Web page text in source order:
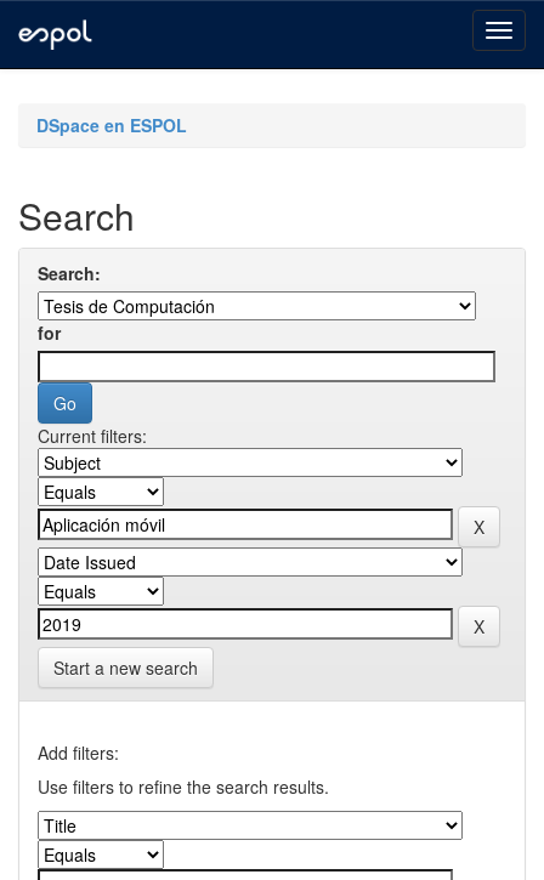
navigationDSpace en ESPOL
Search
Search:
for
Current filters:
Start a new search
Add filters:
Use filters to refine the search results.